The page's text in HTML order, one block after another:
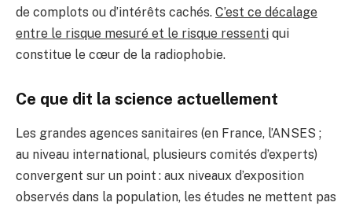
de complots ou d’intérêts cachés. C’est ce décalage
entre le risque mesuré et le risque ressenti qui
constitue le cœur de la radiophobie.
Ce que dit la science actuellement
Les grandes agences sanitaires (en France, l’ANSES ;
au niveau international, plusieurs comités d’experts)
convergent sur un point : aux niveaux d’exposition
observés dans la population, les études ne mettent pas